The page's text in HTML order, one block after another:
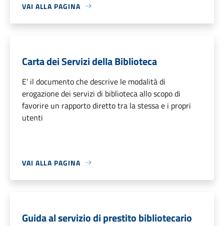
VAI ALLA PAGINA
Carta dei Servizi della Biblioteca
E' il documento che descrive le modalità di
erogazione dei servizi di biblioteca allo scopo di
favorire un rapporto diretto tra la stessa e i propri
utenti
VAI ALLA PAGINA
Guida al servizio di prestito bibliotecario